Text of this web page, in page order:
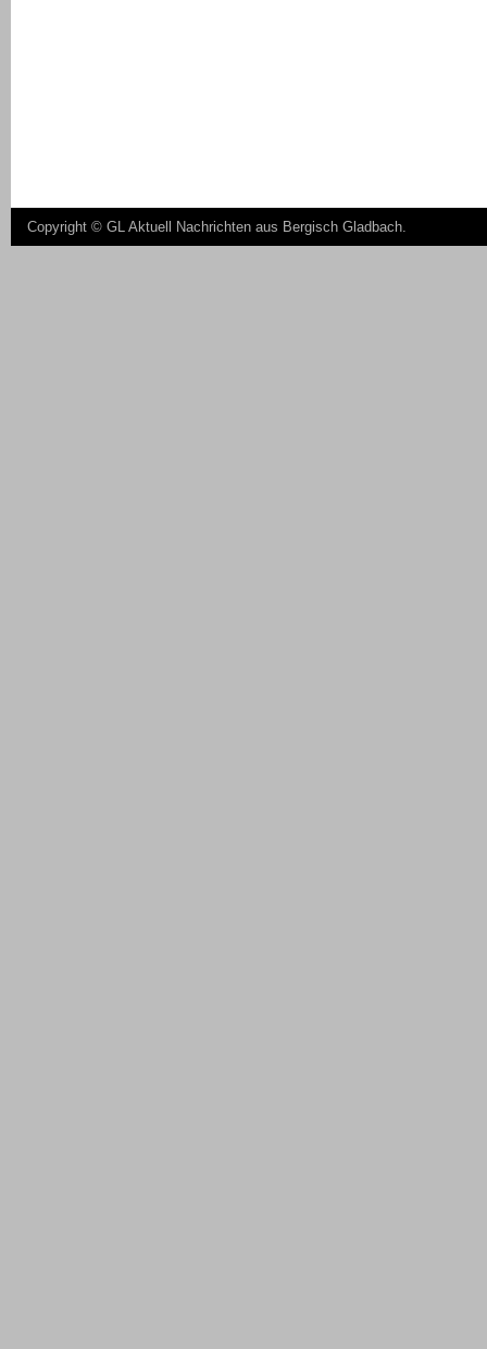
Copyright © GL Aktuell Nachrichten aus Bergisch Gladbach.